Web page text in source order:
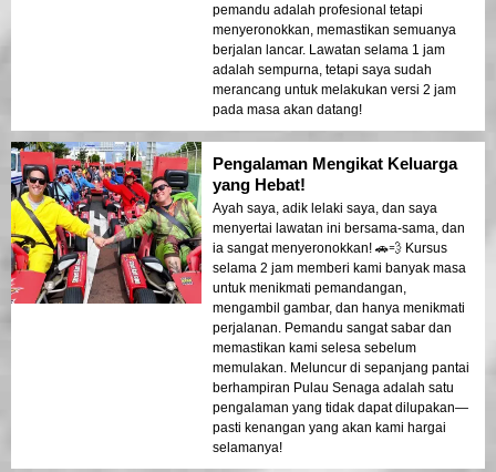
pemandu adalah profesional tetapi
menyeronokkan, memastikan semuanya
berjalan lancar. Lawatan selama 1 jam
adalah sempurna, tetapi saya sudah
merancang untuk melakukan versi 2 jam
pada masa akan datang!
Pengalaman Mengikat Keluarga
yang Hebat!
Ayah saya, adik lelaki saya, dan saya
menyertai lawatan ini bersama-sama, dan
ia sangat menyeronokkan! 🚗💨 Kursus
selama 2 jam memberi kami banyak masa
untuk menikmati pemandangan,
mengambil gambar, dan hanya menikmati
perjalanan. Pemandu sangat sabar dan
memastikan kami selesa sebelum
memulakan. Meluncur di sepanjang pantai
berhampiran Pulau Senaga adalah satu
pengalaman yang tidak dapat dilupakan—
pasti kenangan yang akan kami hargai
selamanya!